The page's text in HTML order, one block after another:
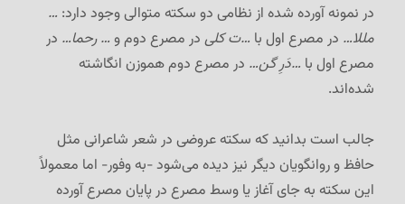
در نمونه آورده شده از نظامی دو سکته متوالی وجود دارد: …
مللا… در مصرع اول با …ت کلی در مصرع دوم و … رحما… در
مصرع اول با …دَرِ گن… در مصرع دوم هموزن انگاشته
شده‌اند.
جالب است بدانید که سکته عروضی در شعر شاعرانی مثل
حافظ و روانگویان دیگر نیز دیده می‌شود -به وفور- اما معمولاً
این سکته به جای آغاز یا وسط مصرع در پایان مصرع آورده